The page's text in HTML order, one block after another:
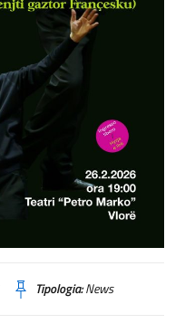
Tipologia:News